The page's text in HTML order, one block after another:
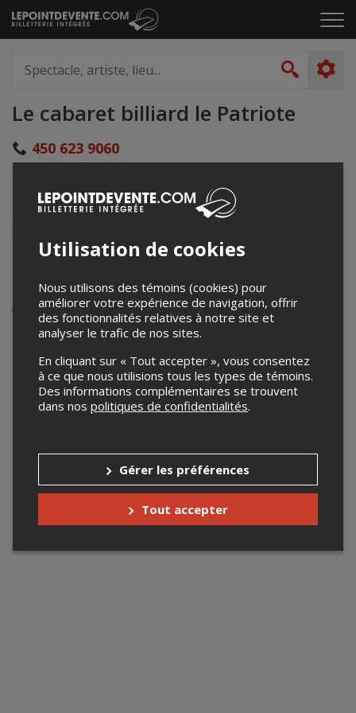
Passer
au
le
artiste,
lieu...
Le cabaret billiard le Patriote
450 623 9060
215 rue Saint Laurent #205
Événements à venir
Votre recherche n'a retourné aucun résultat.
Utilisation de cookies
Nous utilisons des témoins (cookies) pour
améliorer votre expérience de navigation, offrir
des fonctionnalités relatives à notre site et
analyser le trafic de nos sites.
En cliquant sur « Tout accepter », vous consentez
à ce que nous utilisions tous les types de témoins.
Des informations complémentaires se trouvent
dans nos politiques de confidentialités.
Gérer les préférences
Tout accepter